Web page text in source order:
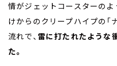
情がジェットコースターのよ
けからのクリープハイプの「
流れで、 雷に打たれたような
た。